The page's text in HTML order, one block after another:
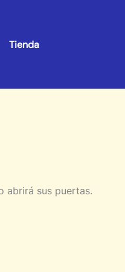
Tienda
abrirá sus puertas.